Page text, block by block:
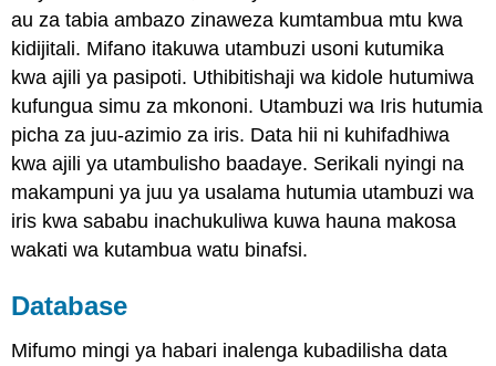
au za tabia ambazo zinaweza kumtambua mtu kwa
kidijitali. Mifano itakuwa utambuzi usoni kutumika
kwa ajili ya pasipoti. Uthibitishaji wa kidole hutumiwa
kufungua simu za mkononi. Utambuzi wa Iris hutumia
picha za juu-azimio za iris. Data hii ni kuhifadhiwa
kwa ajili ya utambulisho baadaye. Serikali nyingi na
makampuni ya juu ya usalama hutumia utambuzi wa
iris kwa sababu inachukuliwa kuwa hauna makosa
wakati wa kutambua watu binafsi.
Database
Mifumo mingi ya habari inalenga kubadilisha data